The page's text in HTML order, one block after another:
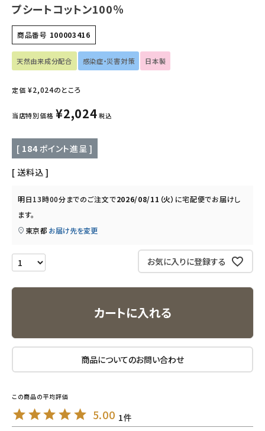
インナー・下着・ナイトウェア
キッズ・ベビー・マタニティ
キッチン用品
定期購入
ナチュラムーン
アルマウィン
アルモニベルツ
コラム・スタッフのおすすめ
プシートコットン100％
商品番号 100003416
天然由来成分配合 感染症・災害対策 日本製
定価 ¥2,024のところ
当店特別価格 ¥2,024 税込
[ 184ポイント進呈 ]
送料込
明日13時00分までのご注文で2026/08/11（火） に宅配便でお届けし
ます。
東京都 お届け先を変更
お気に入りに登録する
カートに入れる
商品についてのお問い合わせ
5.00 1